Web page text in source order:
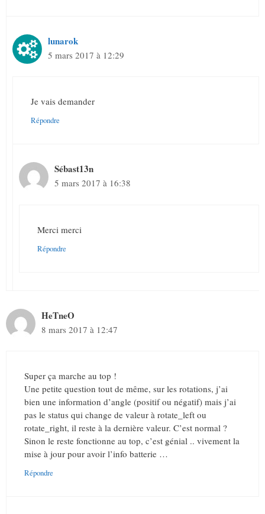
lunarok
5 mars 2017 à 12:29
Je vais demander
Répondre
Sébast13n
5 mars 2017 à 16:38
Merci merci
Répondre
HeTneO
8 mars 2017 à 12:47
Super ça marche au top !
Une petite question tout de même, sur les rotations, j’ai
bien une information d’angle (positif ou négatif) mais j’ai
pas le status qui change de valeur à rotate_left ou
rotate_right, il reste à la dernière valeur. C’est normal ?
Sinon le reste fonctionne au top, c’est génial .. vivement la
mise à jour pour avoir l’info batterie …
Répondre